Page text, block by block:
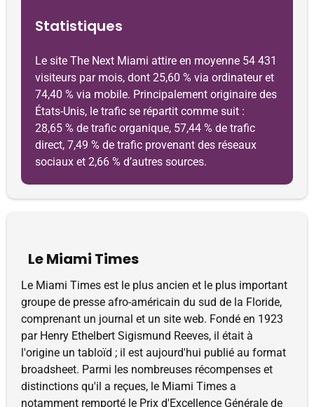
Statistiques
Le site The Next Miami attire en moyenne 54 431
visiteurs par mois, dont 25,60 % via ordinateur et
74,40 % via mobile. Principalement originaire des
États-Unis, le trafic se répartit comme suit :
28,65 % de trafic organique, 57,44 % de trafic
direct, 7,49 % de trafic provenant des réseaux
sociaux et 2,66 % d’autres sources.
Le Miami Times
Le Miami Times est le plus ancien et le plus important
groupe de presse afro-américain du sud de la Floride,
comprenant un journal et un site web. Fondé en 1923
par Henry Ethelbert Sigismund Reeves, il était à
l'origine un tabloïd ; il est aujourd'hui publié au format
broadsheet. Parmi les nombreuses récompenses et
distinctions qu'il a reçues, le Miami Times a
notamment remporté le Prix d'Excellence Générale de